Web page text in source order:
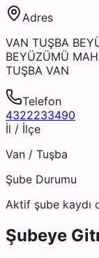
Adres
VAN TUŞBA
BEYÜZÜMÜ
TUŞBA VAN
Telefon
4322233490
İl / İlçe
Van / Tuşba
Şube Durumu
Aktif şube kaydı
Şubeye